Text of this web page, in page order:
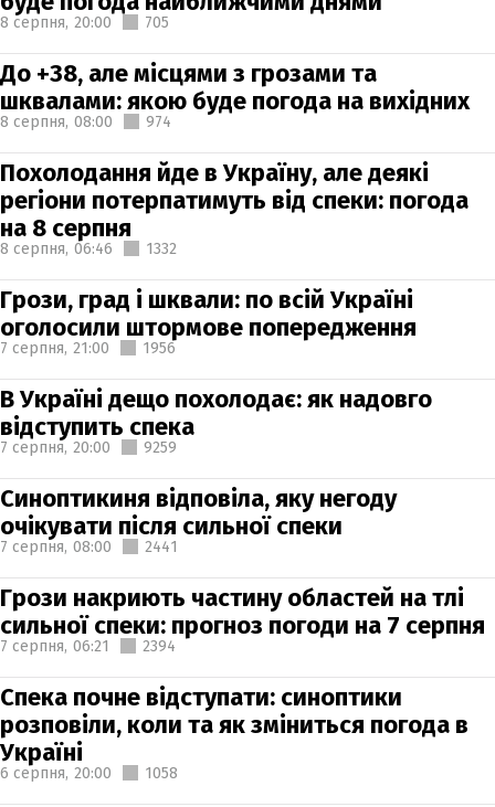
8 серпня, 20:00 705
До +38, але місцями з грозами та
шквалами: якою буде погода на вихідних
8 серпня, 08:00 974
Похолодання йде в Україну, але деякі
регіони потерпатимуть від спеки: погода
на 8 серпня
8 серпня, 06:46 1332
Грози, град і шквали: по всій Україні
оголосили штормове попередження
7 серпня, 21:00 1956
В Україні дещо похолодає: як надовго
відступить спека
7 серпня, 20:00 9259
Синоптикиня відповіла, яку негоду
очікувати після сильної спеки
7 серпня, 08:00 2441
Грози накриють частину областей на тлі
сильної спеки: прогноз погоди на 7 серпня
7 серпня, 06:21 2394
Спека почне відступати: синоптики
розповіли, коли та як зміниться погода в
Україні
6 серпня, 20:00 1058